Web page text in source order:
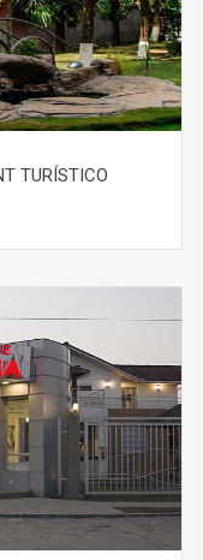
TURÍSTICO